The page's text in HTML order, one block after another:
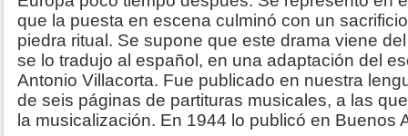
que la puesta en escena culminó con un
piedra ritual. Se supone que este drama viene
se lo tradujo al español, en una adaptación del
Antonio Villacorta. Fue publicado en nuestra
de seis páginas de partituras musicales, a las
la musicalización. En 1944 lo publicó en Buenos